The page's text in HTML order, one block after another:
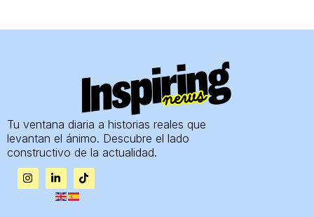
Tu ventana diaria a historias reales que
levantan el ánimo. Descubre el lado
constructivo de la actualidad.
I
n
s
L
i
n
k
T
i
k